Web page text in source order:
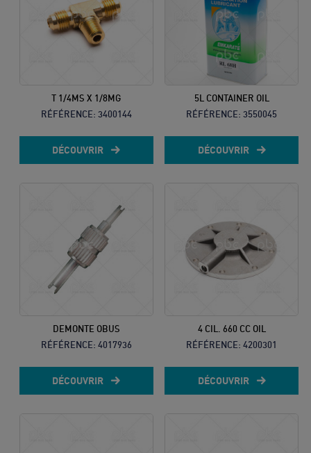
T 1/4MS X 1/8MG
RÉFÉRENCE: 3400144
DÉCOUVRIR
5L CONTAINER OIL
RÉFÉRENCE: 3550045
DÉCOUVRIR
DEMONTE OBUS
RÉFÉRENCE: 4017936
DÉCOUVRIR
4 CIL. 660 CC OIL
RÉFÉRENCE: 4200301
DÉCOUVRIR